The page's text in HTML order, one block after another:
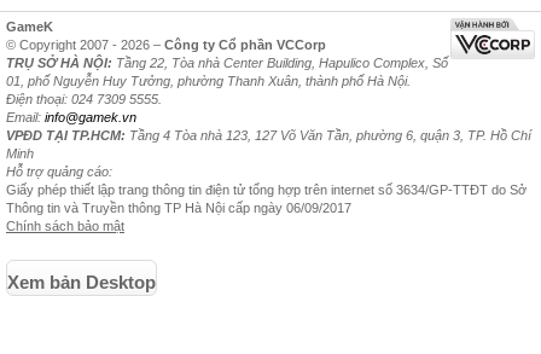
GameK
© Copyright 2007 - 2026 – Công ty Cổ phần VCCorp
TRỤ SỞ HÀ NỘI: Tầng 22, Tòa nhà Center Building, Hapulico Complex, Số
01, phố Nguyễn Huy Tưởng, phường Thanh Xuân, thành phố Hà Nội.
Điện thoại: 024 7309 5555.
Email: info@gamek.vn
VPĐD TẠI TP.HCM: Tầng 4 Tòa nhà 123, 127 Võ Văn Tần, phường 6, quận 3, TP. Hồ Chí
Minh
Hỗ trợ quảng cáo:
Giấy phép thiết lập trang thông tin điện tử tổng hợp trên internet số 3634/GP-TTĐT do Sở
Thông tin và Truyền thông TP Hà Nội cấp ngày 06/09/2017
Chính sách bảo mật
Xem bản Desktop